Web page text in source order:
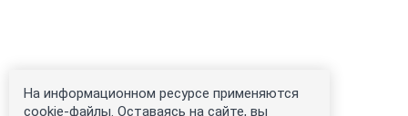
На информационном ресурсе применяются
cookie-файлы. Оставаясь на сайте, вы